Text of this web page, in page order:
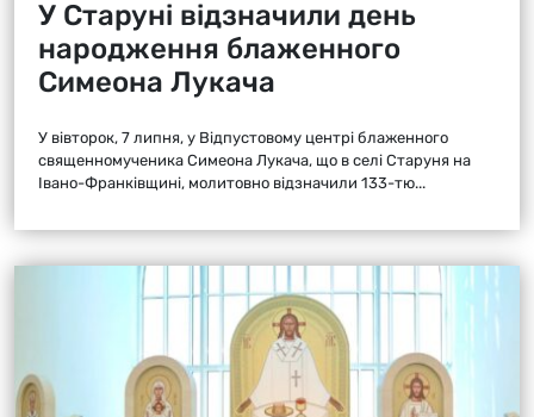
У Старуні відзначили день
народження блаженного
Симеона Лукача
У вівторок, 7 липня, у Відпустовому центрі блаженного
священномученика Симеона Лукача, що в селі Старуня на
Івано-Франківщині, молитовно відзначили 133-тю...